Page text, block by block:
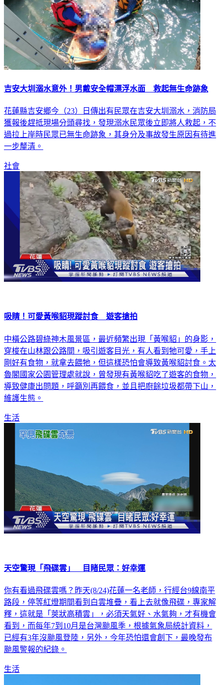
吉安大圳溺水意外！男戴安全帽漂浮水面 救起無生命跡象
花蓮縣吉安鄉今（23）日傳出有民眾在吉安大圳溺水，消防局
獲報後趕抵現場分頭尋找，發現溺水民眾後立即將人救起，不
過拉上岸時民眾已無生命跡象，其身分及事故發生原因有待進
一步釐清。
社會
吸睛！可愛黃喉貂現蹤討食 遊客搶拍
中橫公路碧綠神木風景區，最近頻繁出現「黃喉貂」的身影，
穿梭在山林跟公路間，吸引遊客目光，有人看到牠可愛，手上
剛好有食物，就拿去餵牠，但這樣恐怕會導致黃喉貂討食。太
魯閣國家公園管理處就說，曾發現有黃喉貂吃了遊客的食物，
導致健康出問題，呼籲別再餵食，並且把廚餘垃圾都帶下山，
維護生態。
生活
天空驚現「飛碟雲」 目睹民眾：好幸運
你有看過飛碟雲嗎？昨天(8/24)花蓮一名老師，行經台9線南平
路段，停等紅燈期間看到白雲堆疊，看上去就像飛碟，專家解
釋，這就是「莢狀高積雲」，必須天氣好、水氣夠，才有機會
看到，而每年7到10月是台灣颱風季，根據氣象局統計資料，
已經有3年沒颱風登陸，另外，今年恐怕還會創下，最晚發布
颱風警報的紀錄。
生活